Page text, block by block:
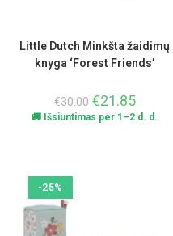
Little Dutch Minkšta žaidimų
knyga ‘Forest Friends’
€30.00 €21.85
🚚 Išsiuntimas per 1–2 d. d.
-25%